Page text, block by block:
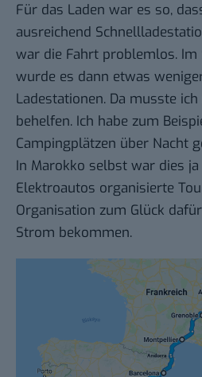
Für das Laden war es so,
ausreichend
war die Fahrt problemlos. Im
wurde es dann etwas
Ladestationen. Da musste
behelfen. Ich habe zum
Campingplätzen über Nacht
In Marokko selbst war dies
Elektroautos organisierte
Organisation zum Glück
Strom bekommen.